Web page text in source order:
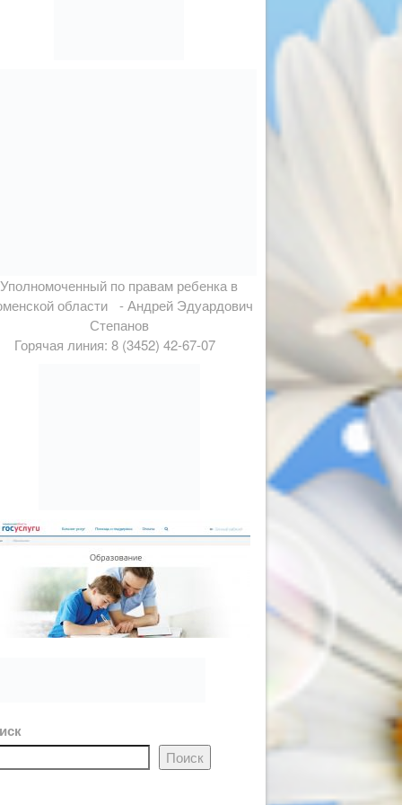
Уполномоченный по правам ребенка в
области - Андрей Эдуардович
Степанов
Горячая линия: 8 (3452) 42-67-07
Поиск